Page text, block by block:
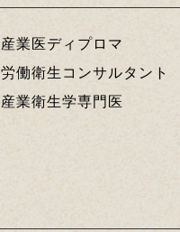
産業医ディプロマ
労働衛生コンサルタント
産業衛生学専門医